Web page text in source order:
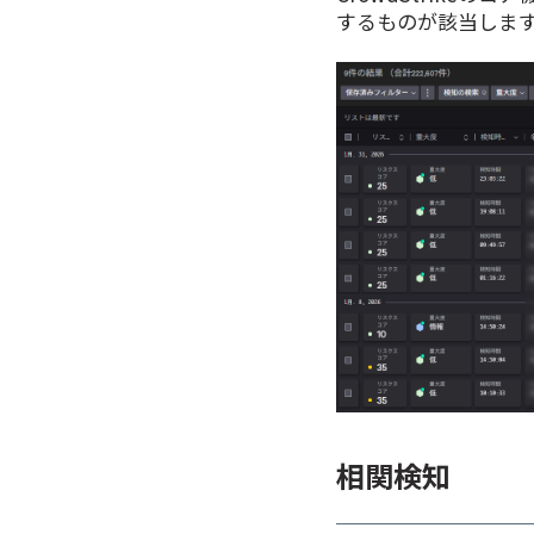
するものが該当しま
相関検知